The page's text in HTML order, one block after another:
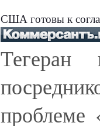
США готовы к
Тегеран
проблеме